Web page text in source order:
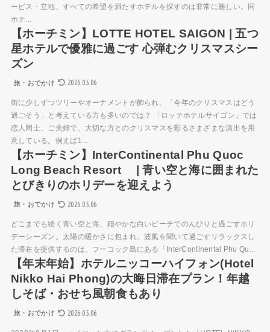
ービス・立地、すべての希望を満たすホテルを探すのは非常に難しい。同
ホテ...
【ホーチミン】LOTTE HOTEL SAIGON | 五つ
星ホテルで優雅に過ごす 心弾むクリスマスシー
ズン
旅・おでかけ 2026.05.06
街に少しずつツリーやオーナメントが飾られ、「今年のクリスマスはどう
過ごそう」と考えている方も多いのでは？ 「ロッテホテルサイゴン」では
恋人同士、ご夫婦で、大切な方とのクリスマスを彩るさまざまな演出を用
意している。例えば1...
【ホーチミン】InterContinental Phu Quoc
Long Beach Resort | 青い空と海に囲まれた
とびきりのホリデーを迎えよう
旅・おでかけ 2026.05.06
どこまでも続く青い空と海、穏やかな白いビーチでのんびりと過ごすホリ
デーシーズン。太陽の暖かさに包まれ、波風を聞いて過ごすリラックスし
た滞在を提供するのは、フーコック島にある「InterContinental Phu Qu...
【年末年始】ホテルニッコーハイフォン(Hotel
Nikko Hai Phong)の大晦日滞在プラン！年越
しそば・おせち風朝食もあり
旅・おでかけ 2026.05.06